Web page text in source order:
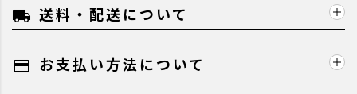
local_shipping 送料・配送について
payment お支払い方法について